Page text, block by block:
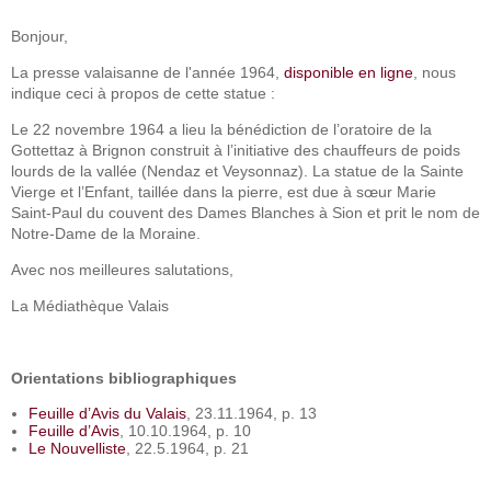
Bonjour,
La presse valaisanne de l'année 1964, disponible en ligne , nous
indique ceci à propos de cette statue :
Le 22 novembre 1964 a lieu la bénédiction de l’oratoire de la
Gottettaz à Brignon construit à l’initiative des chauffeurs de poids
lourds de la vallée (Nendaz et Veysonnaz). La statue de la Sainte
Vierge et l’Enfant, taillée dans la pierre, est due à sœur Marie
Saint-Paul du couvent des Dames Blanches à Sion et prit le nom de
Notre-Dame de la Moraine.
Avec nos meilleures salutations,
La Médiathèque Valais
Orientations bibliographiques
Feuille d’Avis du Valais , 23.11.1964, p. 13
Feuille d’Avis , 10.10.1964, p. 10
Le Nouvelliste , 22.5.1964, p. 21